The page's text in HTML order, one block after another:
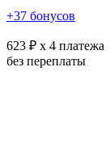
+37 бонусов
623 ₽ x 4 платежа
без переплаты